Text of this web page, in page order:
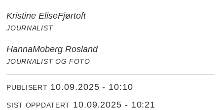
Kristine EliseFjørtoft
JOURNALIST
HannaMoberg Rosland
JOURNALIST OG FOTO
PUBLISERT 10.09.2025 - 10:10
SIST OPPDATERT 10.09.2025 - 10:21